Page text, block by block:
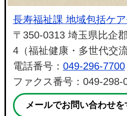
長寿福祉課 地域包括ケ
〒350-0313 埼玉県比企
4（福祉健康・多世代交
電話番号： 049-296-7700
ファクス番号：049-298-
メールでお問い合わせを